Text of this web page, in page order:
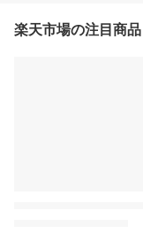
楽天市場の注目商品